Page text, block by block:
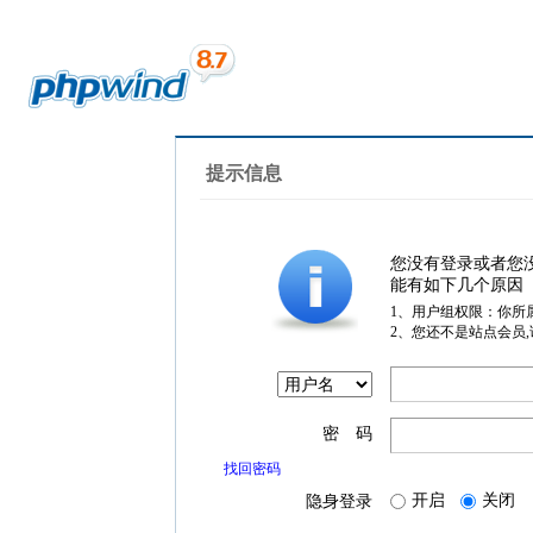
提示信息
您没有登录或者您
能有如下几个原因
1、用户组权限：你所
2、您还不是站点会员
密 码
找回密码
隐身登录 开启 关闭